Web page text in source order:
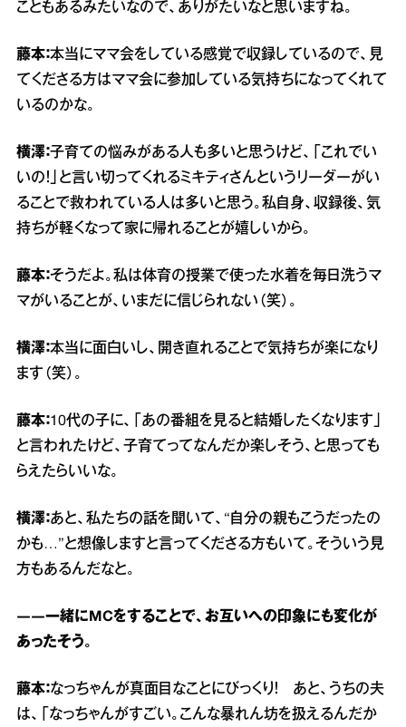
こともあるみたいなので、ありがたいなと思いますね。
藤本：本当にママ会をしている感覚で収録しているので、見
てくださる方はママ会に参加している気持ちになってくれて
いるのかな。
横澤：子育ての悩みがある人も多いと思うけど、「これでい
いの！」と言い切ってくれるミキティさんというリーダーがい
ることで救われている人は多いと思う。私自身、収録後、気
持ちが軽くなって家に帰れることが嬉しいから。
藤本：そうだよ。私は体育の授業で使った水着を毎日洗うマ
マがいることが、いまだに信じられない（笑）。
横澤：本当に面白いし、開き直れることで気持ちが楽になり
ます（笑）。
藤本：10代の子に、「あの番組を見ると結婚したくなります」
と言われたけど、子育てってなんだか楽しそう、と思っても
らえたらいいな。
横澤：あと、私たちの話を聞いて、“自分の親もこうだったの
かも…”と想像しますと言ってくださる方もいて。そういう見
方もあるんだなと。
――一緒にMCをすることで、お互いへの印象にも変化が
あったそう。
藤本：なっちゃんが真面目なことにびっくり！ あと、うちの夫
は、「なっちゃんがすごい。こんな暴れん坊を扱えるんだか